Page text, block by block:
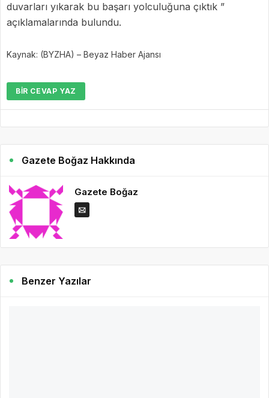
duvarları yıkarak bu başarı yolculuğuna çıktık ”
açıklamalarında bulundu.
Kaynak: (BYZHA) – Beyaz Haber Ajansı
BIR CEVAP YAZ
Gazete Boğaz Hakkında
Gazete Boğaz
Benzer Yazılar